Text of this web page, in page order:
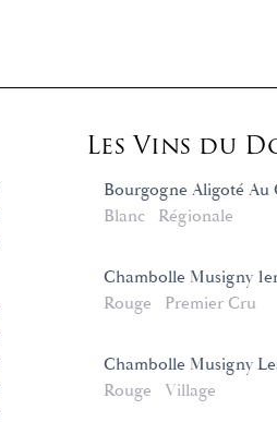
Les Vins du
Bourgogne Aligoté Au
Blanc
Régionale
Chambolle Musigny
Rouge
Premier Cru
Chambolle Musigny
Rouge
Village